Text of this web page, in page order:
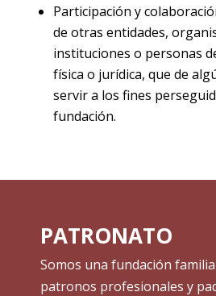
Participación y
de otras entidades,
instituciones o personas
física o jurídica, que de
servir a los fines
fundación.
PATRONATO
Somos una fundación
patronos profesionales y